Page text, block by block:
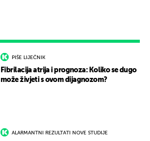
PIŠE LIJEČNIK
Fibrilacija atrija i prognoza: Koliko se dugo
može živjeti s ovom dijagnozom?
ALARMANTNI REZULTATI NOVE STUDIJE